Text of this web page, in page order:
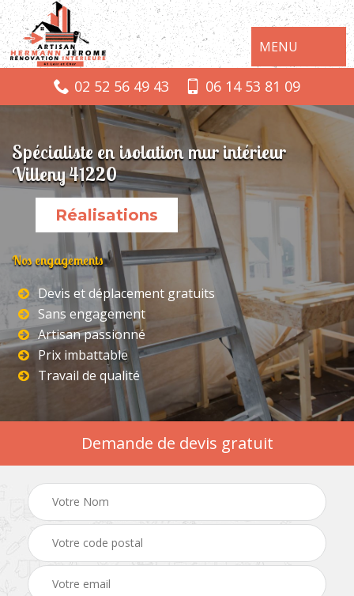
MENU
02 52 56 49 43 06 14 53 81 09
Spécialiste en isolation mur intérieur
Villeny 41220
Réalisations
Nos engagements
Devis et déplacement gratuits
Sans engagement
Artisan passionné
Prix imbattable
Travail de qualité
Demande de devis gratuit